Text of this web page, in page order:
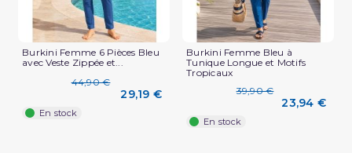
Burkini Femme 6 Pièces Bleu
avec Veste Zippée et...
44,90 €
29,19 €
En stock
Burkini Femme Bleu à
Tunique Longue et Motifs
Tropicaux
39,90 €
23,94 €
En stock